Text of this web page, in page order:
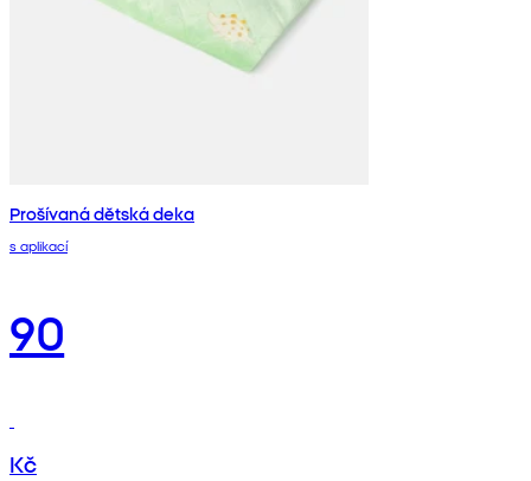
Prošívaná dětská deka
s aplikací
90
Kč